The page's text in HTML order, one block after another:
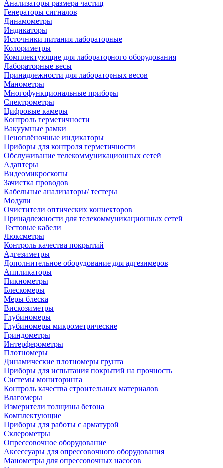
Анализаторы размера частиц
Генераторы сигналов
Динамометры
Индикаторы
Источники питания лабораторные
Колориметры
Комплектующие для лабораторного оборудования
Лабораторные весы
Принадлежности для лабораторных весов
Манометры
Многофункциональные приборы
Спектрометры
Цифровые камеры
Контроль герметичности
Вакуумные рамки
Пеноплёночные индикаторы
Приборы для контроля герметичности
Обслуживание телекоммуникационных сетей
Адаптеры
Видеомикроскопы
Зачистка проводов
Кабельные анализаторы/ тестеры
Модули
Очистители оптических коннекторов
Принадлежности для телекоммуникационных сетей
Тестовые кабели
Люксметры
Контроль качества покрытий
Адгезиметры
Дополнительное оборудование для адгезимеров
Аппликаторы
Пикнометры
Блескомеры
Меры блеска
Вискозиметры
Глубиномеры
Глубиномеры микрометрические
Гриндометры
Интерферометры
Плотномеры
Динамические плотномеры грунта
Приборы для испытания покрытий на прочность
Системы мониторинга
Контроль качества строительных материалов
Влагомеры
Измерители толщины бетона
Комплектующие
Приборы для работы с арматурой
Склерометры
Опрессовочное оборудование
Аксессуары для опрессовочного оборудования
Манометры для опрессовочных насосов